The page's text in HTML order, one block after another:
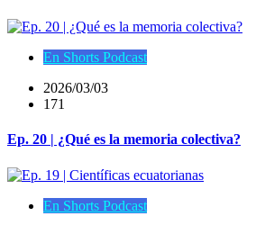
En Shorts Podcast
2026/03/03
171
Ep. 20 | ¿Qué es la memoria colectiva?
En Shorts Podcast